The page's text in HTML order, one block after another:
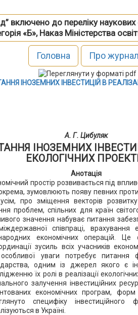
включено до переліку
«Б», Наказ Міністерства
Головна Про журнал
ІНОЗЕМНИХ ІНВЕСТИЦІЙ В
А. Г. Цибуляк
ІНОЗЕМНИХ
ЕКОЛОГІЧНИХ
Анотація
простір розвивається під
зумовлюють появу певних
про зміщення векторів
проблем, спільних для країн
значення набуває питання
співпраці, врахування
економічних операцій.
зусиль всіх учасників
уваги потребує питання
одним із джерел якого є
їх ролі в реалізації
залучення інвестиційних
економічних програм,
специфіку інвестиційного
в Україні.